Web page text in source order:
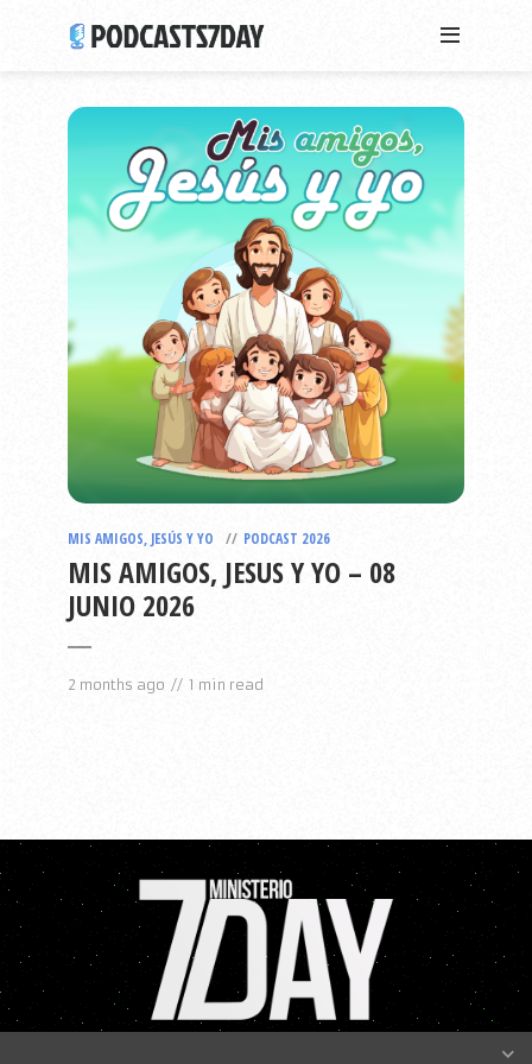
MIS AMIGOS, JESÚS Y YO PODCAST 2026
MIS AMIGOS, JESUS Y YO – 08
JUNIO 2026
2 months ago 1 min read